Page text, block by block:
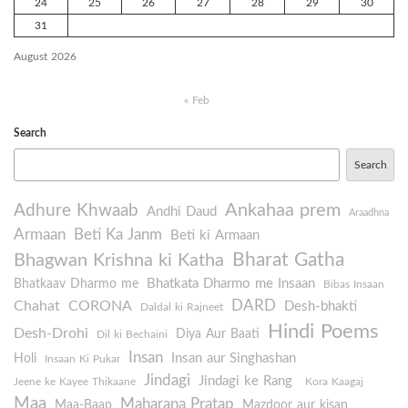
August 2026
24 25 26 27 28 29 30
31
« Feb
Search
Search
Adhure Khwaab Andhi Daud Ankahaa prem Araadhna
Armaan Beti Ka Janm Beti ki Armaan
Bhagwan Krishna ki Katha Bharat Gatha
Bhatkaav Dharmo me Bhatkata Dharmo me Insaan Bibas Insaan
Chahat CORONA Daldal ki Rajneet DARD Desh-bhakti
Desh-Drohi Dil ki Bechaini Diya Aur Baati Hindi Poems
Holi Insaan Ki Pukar Insan Insan aur Singhashan
Jeene ke Kayee Thikaane Jindagi Jindagi ke Rang Kora Kaagaj
Maa Maa-Baap Maharana Pratap Mazdoor aur kisan